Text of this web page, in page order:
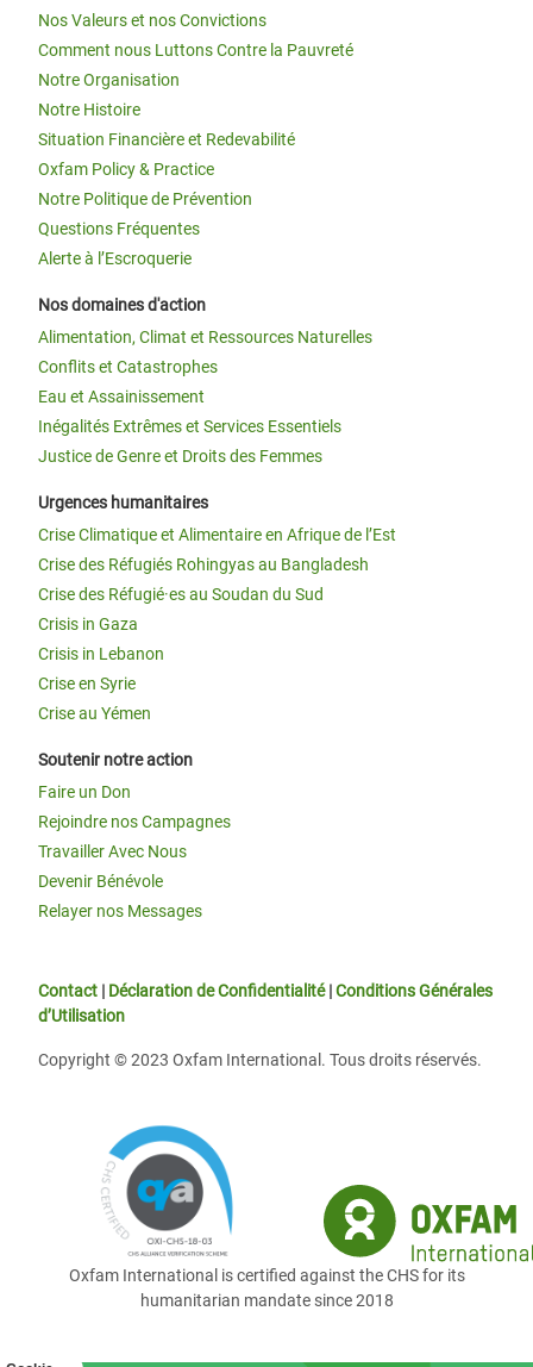
Nos Valeurs et nos Convictions
Comment nous Luttons Contre la Pauvreté
Notre Organisation
Notre Histoire
Situation Financière et Redevabilité
Oxfam Policy & Practice
Notre Politique de Prévention
Questions Fréquentes
Alerte à l’Escroquerie
Nos domaines d'action
Alimentation, Climat et Ressources Naturelles
Conflits et Catastrophes
Eau et Assainissement
Inégalités Extrêmes et Services Essentiels
Justice de Genre et Droits des Femmes
Urgences humanitaires
Crise Climatique et Alimentaire en Afrique de l’Est
Crise des Réfugiés Rohingyas au Bangladesh
Crise des Réfugié·es au Soudan du Sud
Crisis in Gaza
Crisis in Lebanon
Crise en Syrie
Crise au Yémen
Soutenir notre action
Faire un Don
Rejoindre nos Campagnes
Travailler Avec Nous
Devenir Bénévole
Relayer nos Messages
Contact | Déclaration de Confidentialité|Conditions Générales
d’Utilisation
Copyright © 2023 Oxfam International. Tous droits réservés.
Oxfam International is certified against the CHS for its
humanitarian mandate since 2018